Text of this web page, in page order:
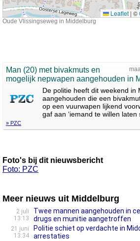
Leaflet | ©
Oude Vlissingseweg in Middelburg
Man (20) met bivakmuts en
mogelijk nepwapen aangehouden in
De politie heeft dit weekend in
aangehouden die een
op een vuurwapen lijkend
gaf aan ‘iemand te willen laten
» PZC
Foto's bij dit nieuwsbericht
Foto: PZC
Meer nieuws uit Middelburg
2 juli
13:13
Twee mannen aangehouden in
drugs en munitie aangetroffen
21 juni
13:34
Politie schiet op verdachte in
arrestaties